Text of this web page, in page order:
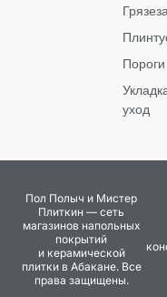
Пороги
уход
Пол Полыч и Мистер
Плиткин — сеть
магазинов напольных
покрытий
и керамической
плитки в Абакане. Все
права защищены.